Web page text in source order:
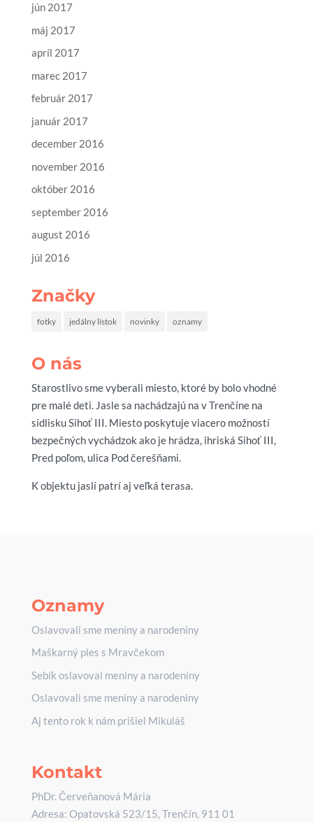
jún 2017
máj 2017
apríl 2017
marec 2017
február 2017
január 2017
december 2016
november 2016
október 2016
september 2016
august 2016
júl 2016
Značky
fotky jedálny lístok novinky oznamy
O nás
Starostlivo sme vyberali miesto, ktoré by bolo vhodné
pre malé deti. Jasle sa nachádzajú na v Trenčíne na
sídlisku Sihoť III. Miesto poskytuje viacero možností
bezpečných vychádzok ako je hrádza, ihriská Sihoť III,
Pred poľom, ulica Pod čerešňami.
K objektu jaslí patrí aj veľká terasa.
Oznamy
Oslavovali sme meniny a narodeniny
Maškarný ples s Mravčekom
Sebík oslavoval meniny a narodeniny
Oslavovali sme meniny a narodeniny
Aj tento rok k nám prišiel Mikuláš
Kontakt
PhDr. Červeňanová Mária
Adresa: Opatovská 523/15, Trenčín, 911 01